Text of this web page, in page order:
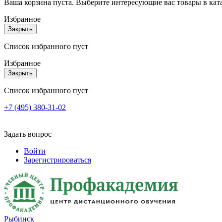
Ваша корзина пуста. Выберите интересующие вас товары в
Избранное
Закрыть
Список избранного пуст
Избранное
Закрыть
Список избранного пуст
+7 (495) 380-31-02
Задать вопрос
Войти
Зарегистрироваться
Рыбинск